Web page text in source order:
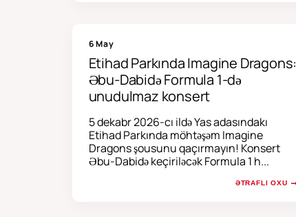
6 May
Etihad Parkında Imagine Dragons:
Əbu-Dabidə Formula 1-də
unudulmaz konsert
5 dekabr 2026-cı ildə Yas adasındakı
Etihad Parkında möhtəşəm Imagine
Dragons şousunu qaçırmayın! Konsert
Əbu-Dabidə keçiriləcək Formula 1 h...
ƏTRAFLI OXU